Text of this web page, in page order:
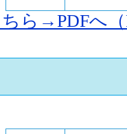
ら→PDFへ（